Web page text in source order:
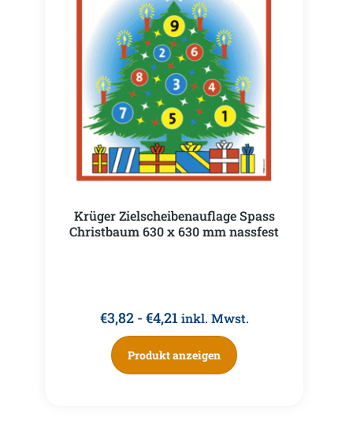
Krüger Zielscheibenauflage Spass
Christbaum 630 x 630 mm nassfest
€3,82- €4,21 inkl. Mwst.
Produkt anzeigen